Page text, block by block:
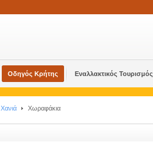
Οδηγός Κρήτης Εναλλακτικός Τουρισμός
Χανιά Χωραφάκια